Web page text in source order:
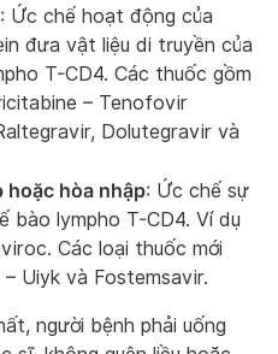
: Ức chế hoạt động của
đưa vật liệu di truyền của
T-CD4. Các thuốc gồm
– Tenofovir
Dolutegravir và
hoặc hòa nhập: Ức chế sự
bào lympho T-CD4. Ví dụ
Các loại thuốc mới
Uiyk và Fostemsavir.
người bệnh phải uống